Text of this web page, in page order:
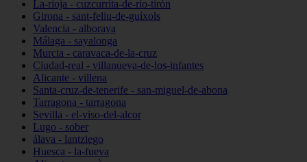
La-rioja - cuzcurrita-de-río-tirón
Girona - sant-feliu-de-guíxols
Valencia - alboraya
Málaga - sayalonga
Murcia - caravaca-de-la-cruz
Ciudad-real - villanueva-de-los-infantes
Alicante - villena
Santa-cruz-de-tenerife - san-miguel-de-abona
Tarragona - tarragona
Sevilla - el-viso-del-alcor
Lugo - sober
álava - lantziego
Huesca - la-fueva